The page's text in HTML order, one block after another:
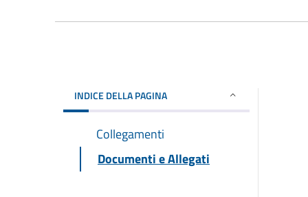
INDICE DELLA PAGINA
Collegamenti
Documenti e Allegati